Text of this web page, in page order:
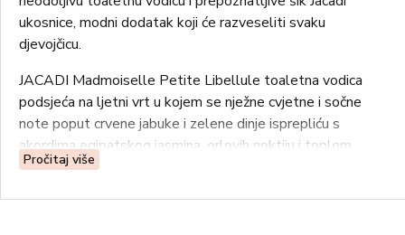
ukosnice, modni dodatak koji će razveseliti svaku
djevojčicu.
JACADI Madmoiselle Petite Libellule toaletna vodica
podsjeća na ljetni vrt u kojem se nježne cvjetne i sočne
note poput crvene jabuke i zelene dinje isprepliću s
akordima egipatskog jasmina, orlovih noktiju i toplom
bazom koja spaja bijeli mošus i sandalovinu.
Olfatorna piramida:
Pročitaj više